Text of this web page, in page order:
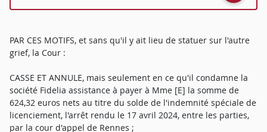
PAR CES MOTIFS, et sans qu'il y ait lieu de statuer sur l'autre
grief, la Cour :
CASSE ET ANNULE, mais seulement en ce qu'il condamne la
société Fidelia assistance à payer à Mme [E] la somme de
624,32 euros nets au titre du solde de l'indemnité spéciale de
licenciement, l'arrêt rendu le 17 avril 2024, entre les parties,
par la cour d'appel de Rennes ;